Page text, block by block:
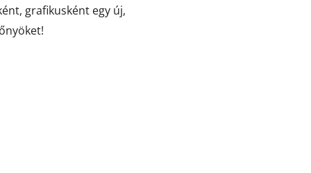
grafikusként egy új,